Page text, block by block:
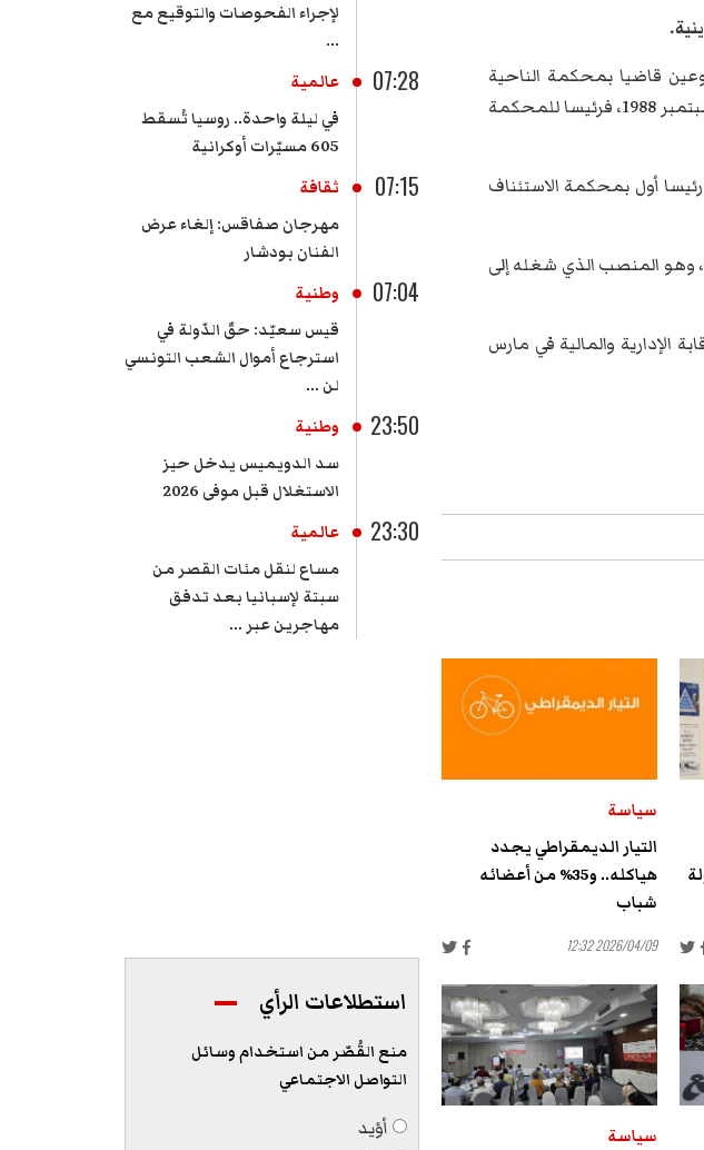
على الإجازة في الحقوق سنة 1977. التحق بسلك القضاء في 1978، وعين قاضيا بمحكمة الناحية
بالقيروان في 1984، قبل أن تتم تسميته رئيسا للمحكمة الابتدائية بنفس الجهة في 16 سبتمبر 1988، فرئيسا للمحكمة
تعيينه رئيسا أول بمحكمة الاستئناف
الدولة، وهو المنصب الذي شغله إلى
الإدارية والمالية في مارس
سياسة
التيار الديمقراطي يجدد
هياكله.. و35% من أعضائه
شباب
2026/04/09 12:32
سياسة
لإجراء الفحوصات والتوقيع مع
...
07:28
عالمية
في ليلة واحدة.. روسيا تُسقط
605 مسيّرات أوكرانية
07:15
ثقافة
مهرجان صفاقس: إلغاء عرض
الفنان بودشار
07:04
وطنية
قيس سعيّد: حقّ الدّولة في
استرجاع أموال الشعب التونسي
لن ...
23:50
وطنية
سد الدويميس يدخل حيز
الاستغلال قبل موفى 2026
23:30
عالمية
مساع لنقل مئات القصر من
سبتة لإسبانيا بعد تدفق
مهاجرين عبر ...
استطلاعات الرأي
منع القُصّر من استخدام وسائل
التواصل الاجتماعي
أؤيد